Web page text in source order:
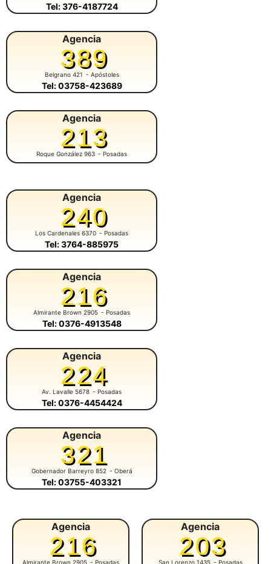
Tel: 376-4187724
Agencia
389
Belgrano 421 - Apóstoles
Tel: 03758-423689
Agencia
213
Roque González 963 - Posadas
Agencia
240
Los Cardenales 6370 - Posadas
Tel: 3764-885975
Agencia
216
Almirante Brown 2905 - Posadas
Tel: 0376-4913548
Agencia
224
Av. Lavalle 5678 - Posadas
Tel: 0376-4454424
Agencia
321
Gobernador Barreyro 852 - Oberá
Tel: 03755-403321
Agencia
216
Almirante Brown 2905 - Posadas
Agencia
203
San Lorenzo 1435 - Posadas